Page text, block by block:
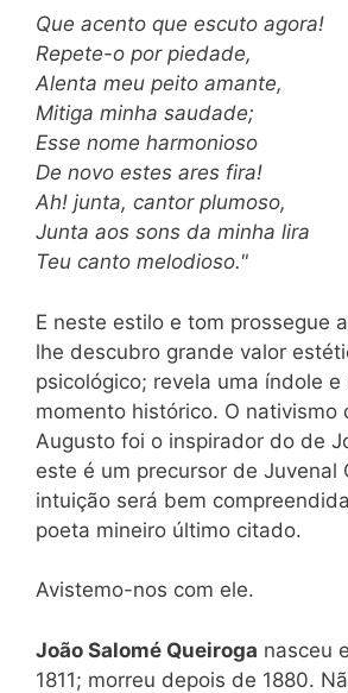
Que acento que escuto agora!
Repete-o por piedade,
Alenta meu peito amante,
Mitiga minha saudade;
Esse nome harmonioso
De novo estes ares fira!
Ah! junta, cantor plumoso,
Junta aos sons da minha lira
Teu canto melodioso."
E neste estilo e tom prossegue
lhe descubro grande valor
psicológico; revela uma índole e
momento histórico. O nativismo
Augusto foi o inspirador do de
este é um precursor de Juvenal
intuição será bem
poeta mineiro último citado.
Avistemo-nos com ele.
João Salomé Queiroga nasceu
1811; morreu depois de 1880.